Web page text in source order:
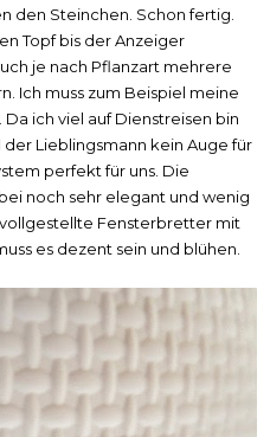
den Steinchen. Schon fertig.
Topf bis der Anzeiger
je nach Pflanzart mehrere
Ich muss zum Beispiel meine
Da ich viel auf Dienstreisen bin
Lieblingsmann kein Auge für
perfekt für uns. Die
noch sehr elegant und wenig
Fensterbretter mit
es dezent sein und blühen.